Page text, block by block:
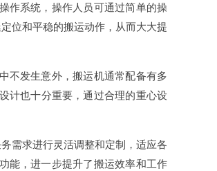
作系统，操作人员可通过简单的操
位和平稳的搬运动作，从而大大提
不发生意外，搬运机通常配备有多
计也十分重要，通过合理的重心设
需求进行灵活调整和定制，适应各
能，进一步提升了搬运效率和工作